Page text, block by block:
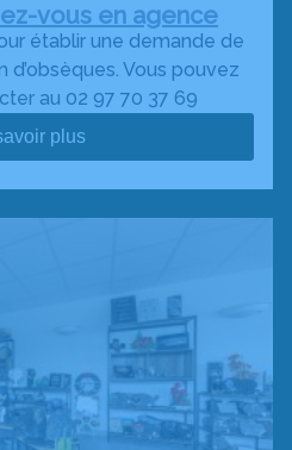
vous en agence
établir une demande de
d’obsèques. Vous pouvez
au 02 97 70 37 69
plus